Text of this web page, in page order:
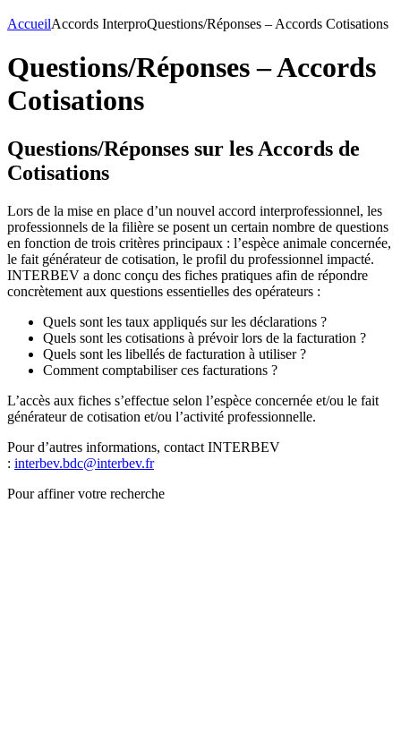
AccueilAccords InterproQuestions/Réponses – Accords Cotisations
Questions/Réponses – Accords
Cotisations
Questions/Réponses sur les Accords de
Cotisations
Lors de la mise en place d’un nouvel accord interprofessionnel, les
professionnels de la filière se posent un certain nombre de questions
en fonction de trois critères principaux : l’espèce animale concernée,
le fait générateur de cotisation, le profil du professionnel impacté.
INTERBEV a donc conçu des fiches pratiques afin de répondre
concrètement aux questions essentielles des opérateurs :
Quels sont les taux appliqués sur les déclarations ?
Quels sont les cotisations à prévoir lors de la facturation ?
Quels sont les libellés de facturation à utiliser ?
Comment comptabiliser ces facturations ?
L’accès aux fiches s’effectue selon l’espèce concernée et/ou le fait
générateur de cotisation et/ou l’activité professionnelle.
Pour d’autres informations, contact INTERBEV
: interbev.bdc@interbev.fr
Pour affiner votre recherche